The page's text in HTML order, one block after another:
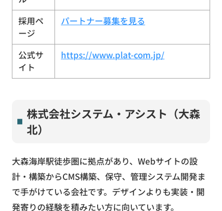
採用ペ
ージ
パートナー募集を見る
公式サ
イト
https://www.plat-com.jp/
株式会社システム・アシスト（大森
北）
大森海岸駅徒歩圏に拠点があり、Webサイトの設
計・構築からCMS構築、保守、管理システム開発ま
で手がけている会社です。デザインよりも実装・開
発寄りの経験を積みたい方に向いています。